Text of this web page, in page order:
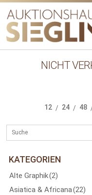
Zur
Navigation
springen
Zum
Inhalt
springen
VERGANGENE AUKTIONEN
MEDIEN
DEUTSCH
NICHT
12 / 24 / 48
KATEGORIEN
Alte Graphik(2)
Asiatica & Africana(22)